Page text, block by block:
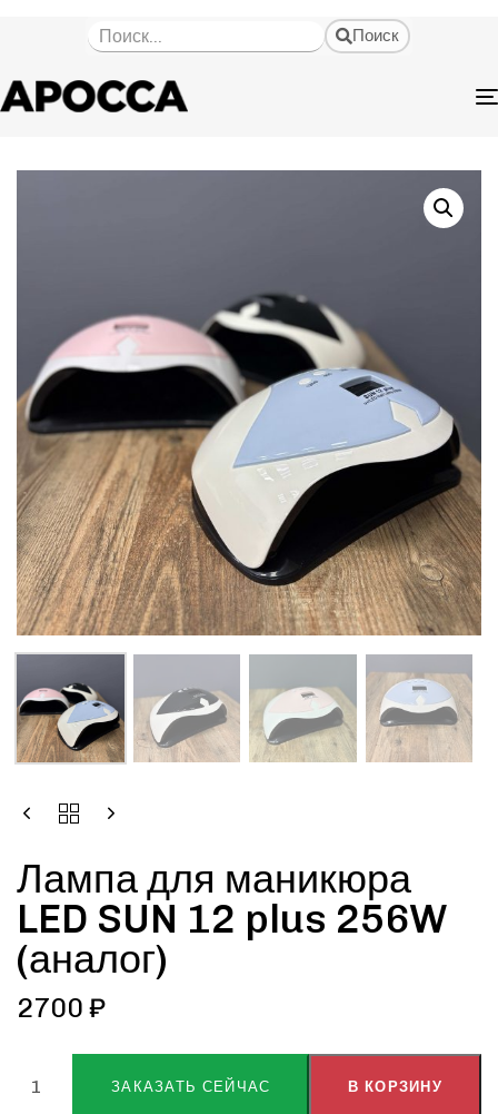
Поиск
Лампа для маникюра
LED SUN 12 plus 256W
(аналог)
2700 ₽
ЗАКАЗАТЬ СЕЙЧАС В КОРЗИНУ